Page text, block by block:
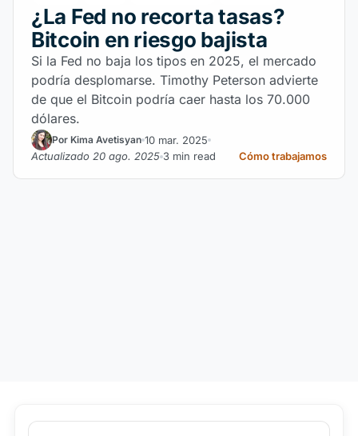
¿La Fed no recorta tasas?
Bitcoin en riesgo bajista
Si la Fed no baja los tipos en 2025, el mercado
podría desplomarse. Timothy Peterson advierte
de que el Bitcoin podría caer hasta los 70.000
dólares.
Por Kima Avetisyan 10 mar. 2025
Actualizado 20 ago. 2025 3 min read Cómo trabajamos